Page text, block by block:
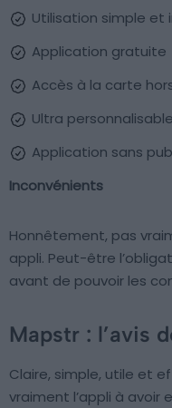
Utilisation simple et
Application gratuite
Accès à la carte
Ultra personnalisable
Application sans
Inconvénients
Honnêtement, pas
appli. Peut-être
avant de pouvoir les
Mapstr : l’avis
Claire, simple, utile et
vraiment l’appli à